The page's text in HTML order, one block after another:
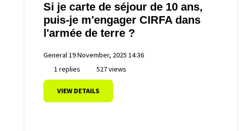
Si je carte de séjour de 10 ans,
puis-je m'engager CIRFA dans
l'armée de terre ?
General19 November, 2025 14:36
1 replies
527 views
VIEW DETAILS